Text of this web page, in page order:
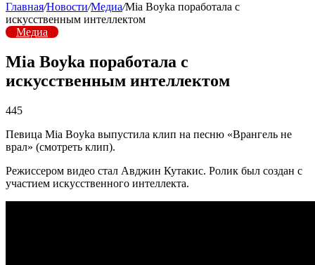
Главная/Новости/Медиа/Mia Boyka поработала с
искусственным интеллектом
Медиа
Mia Boyka поработала с
искусственным интеллектом
445
Певица Mia Boyka выпустила клип на песню «Врангель не
врал» (смотреть клип).
Режиссером видео стал Авджин Кутакис. Ролик был создан с
участием искусственного интеллекта.